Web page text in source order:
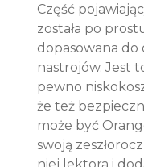
Część
została po
dopasowana
nastrojów. Jest
pewno
że też
może być
swoją